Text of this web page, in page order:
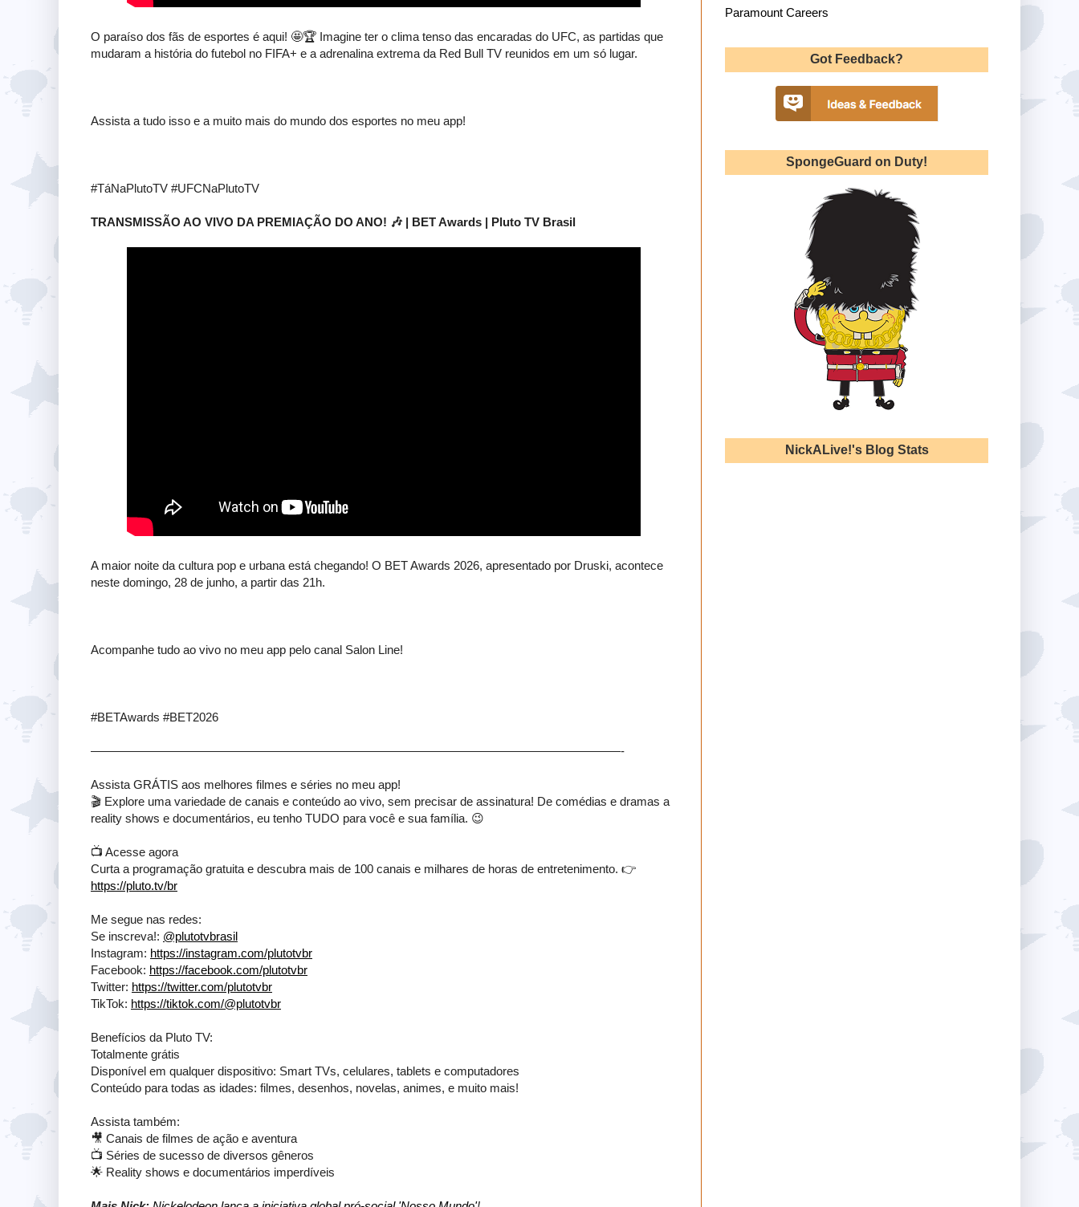
O paraíso dos fãs de esportes é aqui! 🤩🏆 Imagine ter o clima tenso das encaradas do UFC, as partidas que
mudaram a história do futebol no FIFA+ e a adrenalina extrema da Red Bull TV reunidos em um só lugar.
Assista a tudo isso e a muito mais do mundo dos esportes no meu app!
#TáNaPlutoTV #UFCNaPlutoTV
TRANSMISSÃO AO VIVO DA PREMIAÇÃO DO ANO! 🎶 | BET Awards | Pluto TV Brasil
A maior noite da cultura pop e urbana está chegando! O BET Awards 2026, apresentado por Druski, acontece
neste domingo, 28 de junho, a partir das 21h.
Acompanhe tudo ao vivo no meu app pelo canal Salon Line!
#BETAwards #BET2026
————————————————————————————————————————————-
Assista GRÁTIS aos melhores filmes e séries no meu app!
🎬 Explore uma variedade de canais e conteúdo ao vivo, sem precisar de assinatura! De comédias e dramas a
reality shows e documentários, eu tenho TUDO para você e sua família. 😉
📺 Acesse agora
Curta a programação gratuita e descubra mais de 100 canais e milhares de horas de entretenimento. 👉
https://pluto.tv/br
Me segue nas redes:
Se inscreva!: @plutotvbrasil
Instagram: https://instagram.com/plutotvbr
Facebook: https://facebook.com/plutotvbr
Twitter: https://twitter.com/plutotvbr
TikTok: https://tiktok.com/@plutotvbr
Benefícios da Pluto TV:
Totalmente grátis
Disponível em qualquer dispositivo: Smart TVs, celulares, tablets e computadores
Conteúdo para todas as idades: filmes, desenhos, novelas, animes, e muito mais!
Assista também:
🎥 Canais de filmes de ação e aventura
📺 Séries de sucesso de diversos gêneros
🌟 Reality shows e documentários imperdíveis
Paramount Careers
Got Feedback?
SpongeGuard on Duty!
NickALive!'s Blog Stats